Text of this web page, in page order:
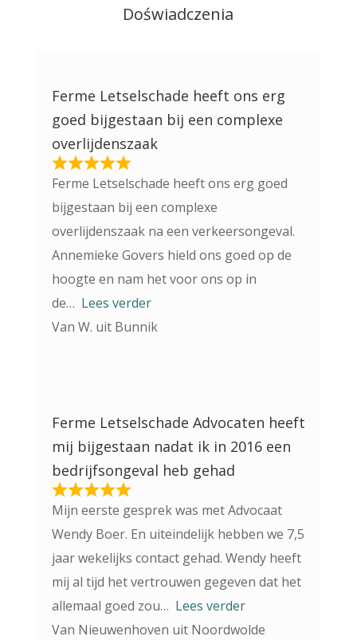
Doświadczenia
Ferme Letselschade heeft ons erg
goed bijgestaan bij een complexe
overlijdenszaak
Ferme Letselschade heeft ons erg goed
bijgestaan bij een complexe
overlijdenszaak na een verkeersongeval.
Annemieke Govers hield ons goed op de
hoogte en nam het voor ons op in
de
Lees verder
Van W. uit Bunnik
Ferme Letselschade Advocaten heeft
mij bijgestaan nadat ik in 2016 een
bedrijfsongeval heb gehad
Mijn eerste gesprek was met Advocaat
Wendy Boer. En uiteindelijk hebben we 7,5
jaar wekelijks contact gehad. Wendy heeft
mij al tijd het vertrouwen gegeven dat het
allemaal goed zou
Lees verder
Van Nieuwenhoven uit Noordwolde